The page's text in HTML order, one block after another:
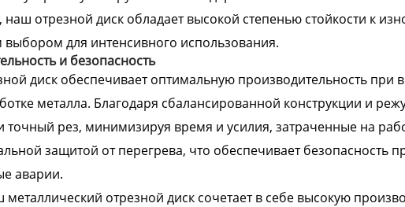
отрезной диск обладает высокой степенью стойкости к
выбором для интенсивного использования.
и безопасность
диск обеспечивает оптимальную производительность при
металла. Благодаря сбалансированной конструкции и
точный рез, минимизируя время и усилия, затраченные на
защитой от перегрева, что обеспечивает безопасность
аварии.
отрезной диск сочетает в себе высокую